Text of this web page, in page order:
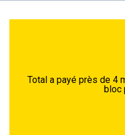
Total a payé près de 4
bloc